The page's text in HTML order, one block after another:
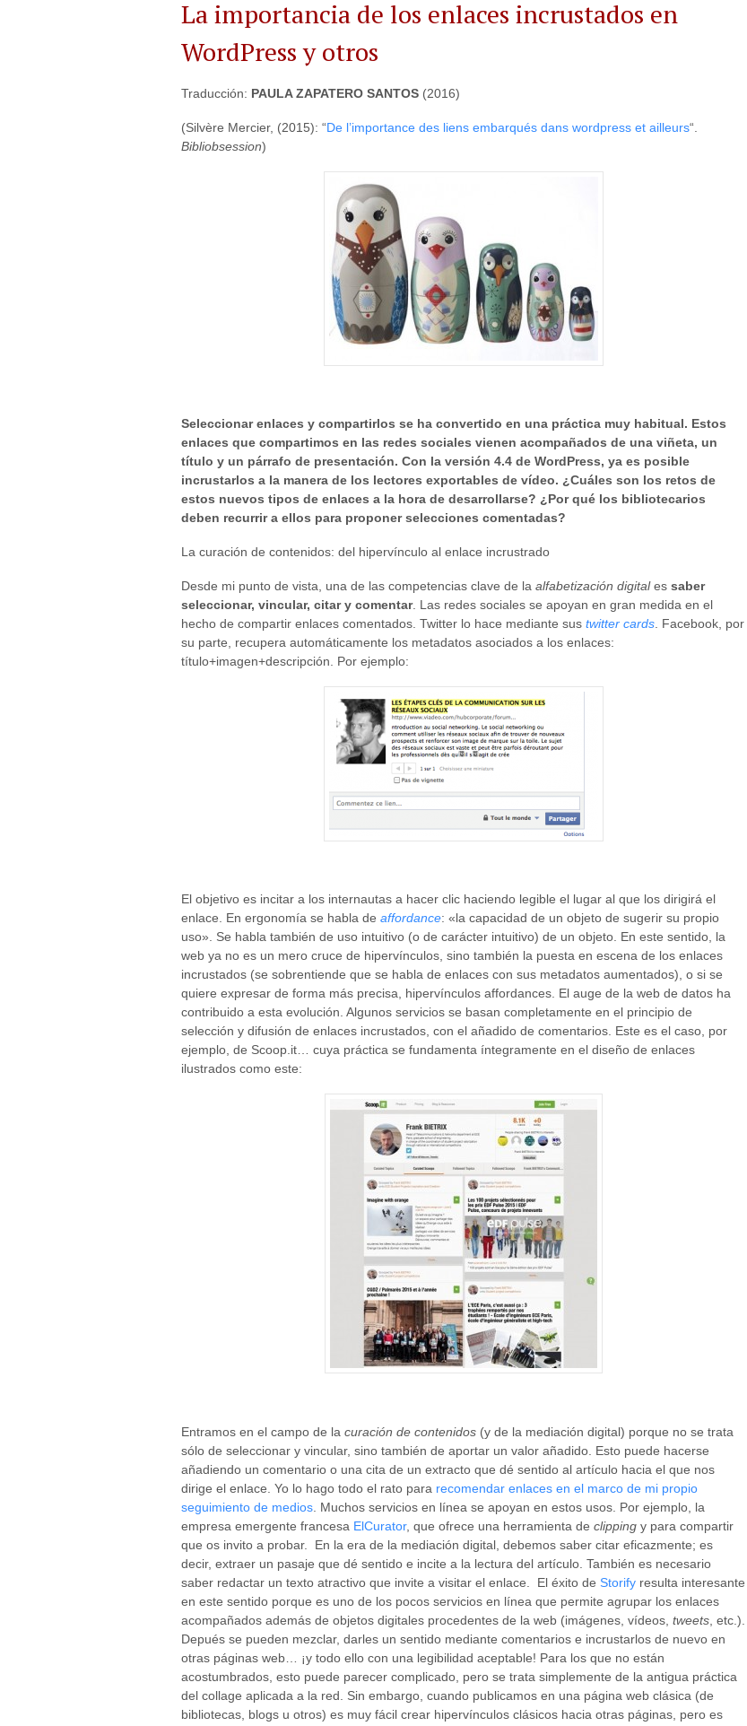
La importancia de los enlaces incrustados en
WordPress y otros
Traducción: PAULA ZAPATERO SANTOS (2016)
(Silvère Mercier, (2015): “De l’importance des liens embarqués dans wordpress et ailleurs“.
Bibliobsession)
Seleccionar enlaces y compartirlos se ha convertido en una práctica muy habitual. Estos
enlaces que compartimos en las redes sociales vienen acompañados de una viñeta, un
título y un párrafo de presentación. Con la versión 4.4 de WordPress, ya es posible
incrustarlos a la manera de los lectores exportables de vídeo. ¿Cuáles son los retos de
estos nuevos tipos de enlaces a la hora de desarrollarse? ¿Por qué los bibliotecarios
deben recurrir a ellos para proponer selecciones comentadas?
La curación de contenidos: del hipervínculo al enlace incrustrado
Desde mi punto de vista, una de las competencias clave de la alfabetización digitales saber
seleccionar, vincular, citar y comentar. Las redes sociales se apoyan en gran medida en el
hecho de compartir enlaces comentados. Twitter lo hace mediante sus twitter cards . Facebook, por
su parte, recupera automáticamente los metadatos asociados a los enlaces:
título+imagen+descripción. Por ejemplo:
El objetivo es incitar a los internautas a hacer clic haciendo legible el lugar al que los dirigirá el
enlace. En ergonomía se habla de affordance: «la capacidad de un objeto de sugerir su propio
uso». Se habla también de uso intuitivo (o de carácter intuitivo) de un objeto. En este sentido, la
web ya no es un mero cruce de hipervínculos, sino también la puesta en escena de los enlaces
incrustados (se sobrentiende que se habla de enlaces con sus metadatos aumentados), o si se
quiere expresar de forma más precisa, hipervínculos affordances. El auge de la web de datos ha
contribuido a esta evolución. Algunos servicios se basan completamente en el principio de
selección y difusión de enlaces incrustados, con el añadido de comentarios. Este es el caso, por
ejemplo, de Scoop.it… cuya práctica se fundamenta íntegramente en el diseño de enlaces
ilustrados como este:
Entramos en el campo de la curación de contenidos (y de la mediación digital) porque no se trata
sólo de seleccionar y vincular, sino también de aportar un valor añadido. Esto puede hacerse
añadiendo un comentario o una cita de un extracto que dé sentido al artículo hacia el que nos
dirige el enlace. Yo lo hago todo el rato para recomendar enlaces en el marco de mi propio
seguimiento de medios . Muchos servicios en línea se apoyan en estos usos. Por ejemplo, la
empresa emergente francesa ElCurator, que ofrece una herramienta de clipping y para compartir
que os invito a probar. En la era de la mediación digital, debemos saber citar eficazmente; es
decir, extraer un pasaje que dé sentido e incite a la lectura del artículo. También es necesario
saber redactar un texto atractivo que invite a visitar el enlace. El éxito de Storify resulta interesante
en este sentido porque es uno de los pocos servicios en línea que permite agrupar los enlaces
acompañados además de objetos digitales procedentes de la web (imágenes, vídeos, tweets , etc.).
Depués se pueden mezclar, darles un sentido mediante comentarios e incrustarlos de nuevo en
otras páginas web… ¡y todo ello con una legibilidad aceptable! Para los que no están
acostumbrados, esto puede parecer complicado, pero se trata simplemente de la antigua práctica
del collage aplicada a la red. Sin embargo, cuando publicamos en una página web clásica (de
bibliotecas, blogs u otros) es muy fácil crear hipervínculos clásicos hacia otras páginas, pero es